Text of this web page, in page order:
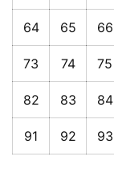
64 65 66
73 74 75
82 83 84
91 92 93